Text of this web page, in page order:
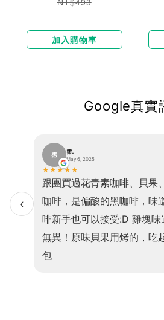
加入購物車
Google真實
‹
且吃
是高
霈 霈。
May 6, 2025
★ ★ ★★ ★
跟團買過花青素咖啡、貝果
咖啡，是偏酸的黑咖啡，味
啡新手也可以接受:D 雞塊
無異！原味貝果用烤的，吃
包